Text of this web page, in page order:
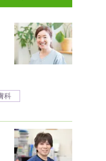
科